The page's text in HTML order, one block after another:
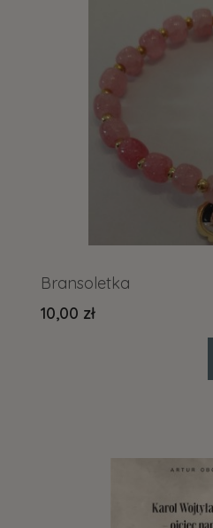
Bransoletka
10,00 zł